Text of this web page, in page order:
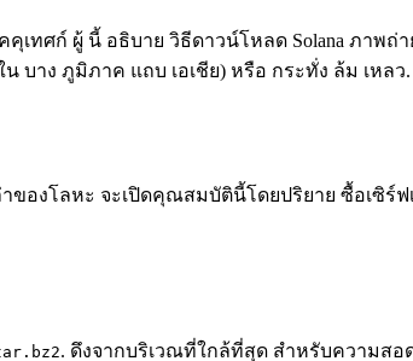
เทศก์ ผู้ นี้ อธิบาย วิธีดาวน์โหลด Solana ภาพ
บาง ภูมิภาค แถบ เอเชีย) หรือ กระทั่ง ล้ม เห
ของโลหะ จะเปิดคุณสมบัตินี้โดยปริยาย ซื้อเซิร์
. ดึงจากบริเวณที่ใกล้ที่สุด สําหรับความสอ